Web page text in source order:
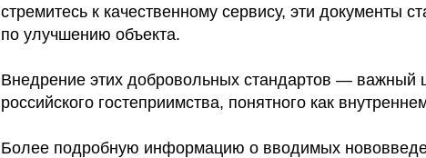
стремитесь к качественному сервису, эти документы
по улучшению объекта.
Внедрение этих добровольных стандартов —
российского гостеприимства, понятного как
Более подробную информацию о вводимых